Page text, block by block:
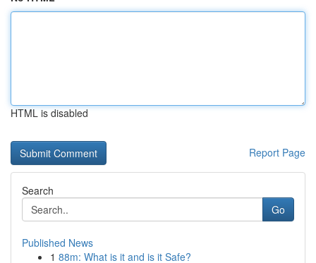
HTML is disabled
Report Page
Search
Go
Published News
1 88m: What is it and is it Safe?